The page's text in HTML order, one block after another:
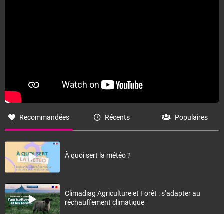
Recommandées Récents Populaires
À quoi sert la météo ?
Climadiag Agriculture et Forêt : s’adapter au
réchauffement climatique